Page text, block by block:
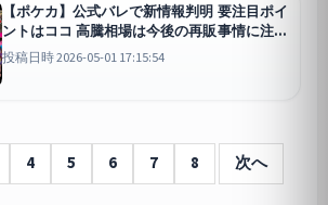
【ポケカ】公式バレで新情報判明 要注目ポイ
ントはココ 高騰相場は今後の再販事情に注意
もうプロモカードは許されないのか 【ポケモ
ンカード】
投稿日時 2026-05-01 17:15:54
4 5 6 7 8 次へ